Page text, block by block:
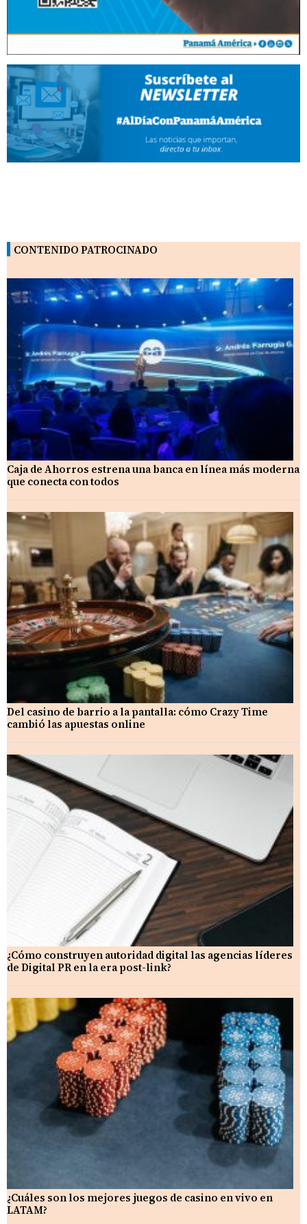
CONTENIDO PATROCINADO
Caja de Ahorros estrena una banca en línea más moderna
que conecta con todos
Del casino de barrio a la pantalla: cómo Crazy Time
cambió las apuestas online
¿Cómo construyen autoridad digital las agencias líderes
de Digital PR en la era post-link?
¿Cuáles son los mejores juegos de casino en vivo en
LATAM?